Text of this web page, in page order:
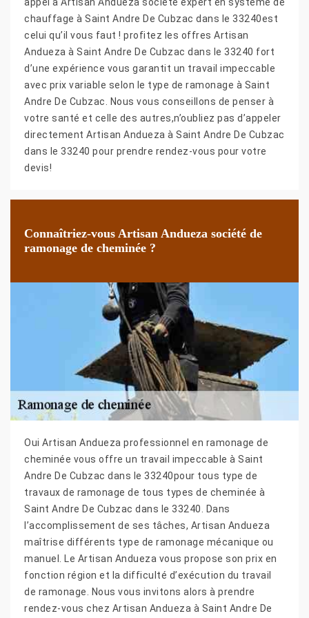
chauffage à Saint Andre De Cubzac dans le 33240est
celui qu’il vous faut ! profitez les offres Artisan
Andueza à Saint Andre De Cubzac dans le 33240 fort
d’une expérience vous garantit un travail impeccable
avec prix variable selon le type de ramonage à Saint
Andre De Cubzac. Nous vous conseillons de penser à
votre santé et celle des autres,n’oubliez pas d’appeler
directement Artisan Andueza à Saint Andre De Cubzac
dans le 33240 pour prendre rendez-vous pour votre
devis!
Connaîtriez-vous Artisan Andueza société de
ramonage de cheminée ?
Oui Artisan Andueza professionnel en ramonage de
cheminée vous offre un travail impeccable à Saint
Andre De Cubzac dans le 33240pour tous type de
travaux de ramonage de tous types de cheminée à
Saint Andre De Cubzac dans le 33240. Dans
l’accomplissement de ses tâches, Artisan Andueza
maîtrise différents type de ramonage mécanique ou
manuel. Le Artisan Andueza vous propose son prix en
fonction région et la difficulté d’exécution du travail
de ramonage. Nous vous invitons alors à prendre
rendez-vous chez Artisan Andueza à Saint Andre De